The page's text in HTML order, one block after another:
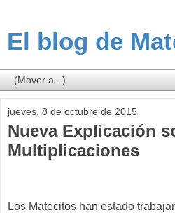
El blog de
jueves, 8 de octubre de 2015
Nueva Explicación
Multiplicaciones
Los Matecitos han estado